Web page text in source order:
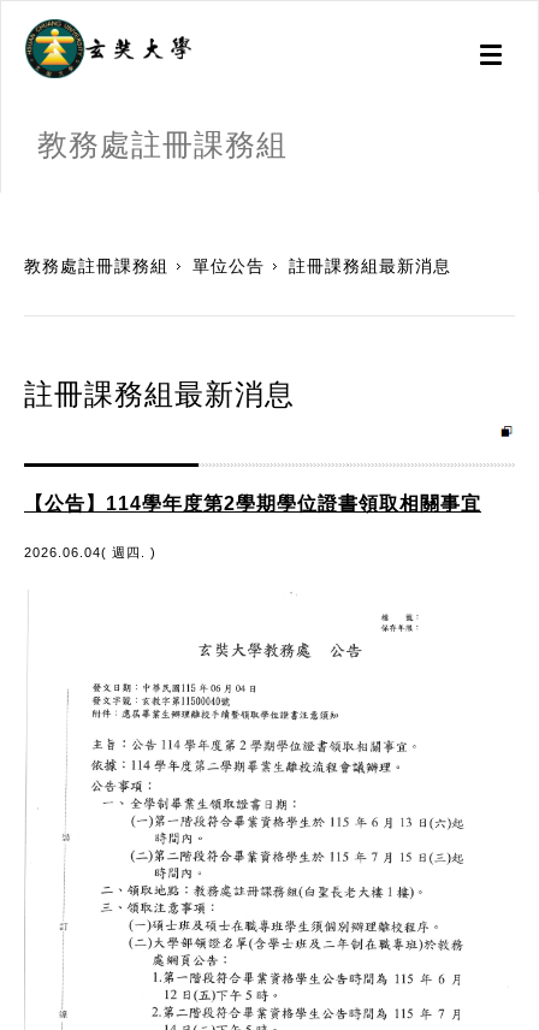
Toggle
教務處註冊課務組
教務處註冊課務組 單位公告 註冊課務組最新消息
註冊課務組最新消息
【公告】114學年度第2學期學位證書領取相關事宜
2026.06.04( 週四. )